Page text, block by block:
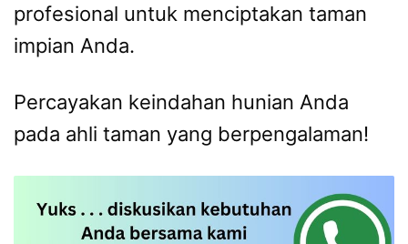
profesional untuk menciptakan taman
impian Anda.
Percayakan keindahan hunian Anda
pada ahli taman yang berpengalaman!